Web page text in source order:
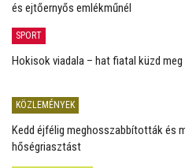
és ejtőernyős emlékműnél
SPORT
Hokisok viadala – hat fiatal küzd
KÖZLEMÉNYEK
Kedd éjfélig meghosszabbították és
hőségriasztást